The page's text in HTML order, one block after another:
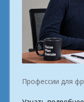
Профессии для